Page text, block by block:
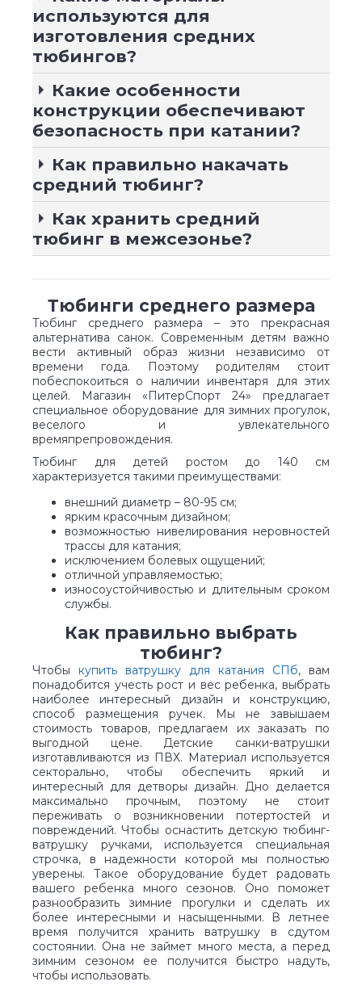
используются для
изготовления средних
тюбингов?
Какие особенности
конструкции обеспечивают
безопасность при катании?
Как правильно накачать
средний тюбинг?
Как хранить средний
тюбинг в межсезонье?
Тюбинги среднего размера
Тюбинг среднего размера – это прекрасная
альтернатива санок. Современным детям важно
вести активный образ жизни независимо от
времени года. Поэтому родителям стоит
побеспокоиться о наличии инвентаря для этих
целей. Магазин «ПитерСпорт 24» предлагает
специальное оборудование для зимних прогулок,
веселого и увлекательного
времяпрепровождения.
Тюбинг для детей ростом до 140 см
характеризуется такими преимуществами:
внешний диаметр – 80-95 см;
ярким красочным дизайном;
возможностью нивелирования неровностей
трассы для катания;
исключением болевых ощущений;
отличной управляемостью;
износоустойчивостью и длительным сроком
службы.
Как правильно выбрать
тюбинг?
Чтобы купить ватрушку для катания СПб, вам
понадобится учесть рост и вес ребенка, выбрать
наиболее интересный дизайн и конструкцию,
способ размещения ручек. Мы не завышаем
стоимость товаров, предлагаем их заказать по
выгодной цене. Детские санки-ватрушки
изготавливаются из ПВХ. Материал используется
секторально, чтобы обеспечить яркий и
интересный для детворы дизайн. Дно делается
максимально прочным, поэтому не стоит
переживать о возникновении потертостей и
повреждений. Чтобы оснастить детскую тюбинг-
ватрушку ручками, используется специальная
строчка, в надежности которой мы полностью
уверены. Такое оборудование будет радовать
вашего ребенка много сезонов. Оно поможет
разнообразить зимние прогулки и сделать их
более интересными и насыщенными. В летнее
время получится хранить ватрушку в сдутом
состоянии. Она не займет много места, а перед
зимним сезоном ее получится быстро надуть,
чтобы использовать.